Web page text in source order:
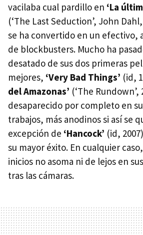
vacilaba cual pardillo en ‘La
(‘The Last Seduction’, John
se ha convertido en un efectivo,
de blockbusters. Mucho ha
desatado de sus dos primeras
mejores, ‘Very Bad Things’ (id,
del Amazonas’ (‘The Rundown’,
desaparecido por completo en
trabajos, más anodinos si así se
excepción de ‘Hancock’ (id,
su mayor éxito. En cualquier
inicios no asoma ni de lejos en
tras las cámaras.